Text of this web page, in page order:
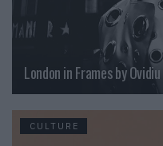
London in Frames by
CULTURE